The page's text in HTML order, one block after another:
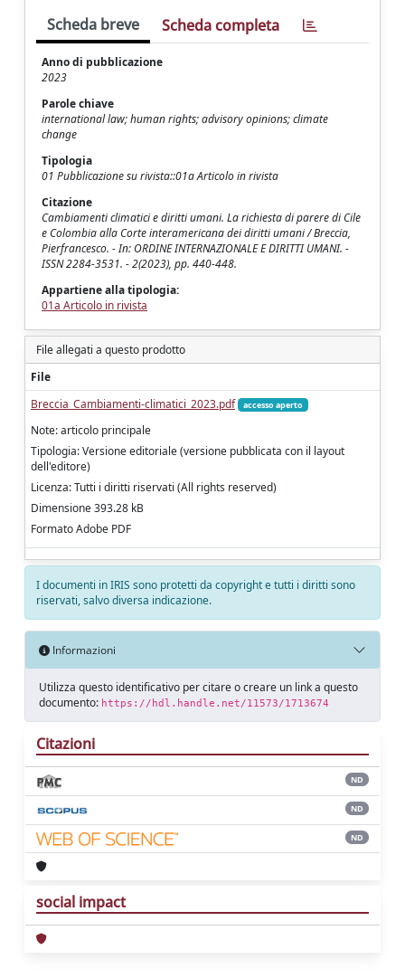
Scheda breve Scheda completa
Anno di pubblicazione
2023
Parole chiave
international law; human rights; advisory opinions; climate
change
Tipologia
01 Pubblicazione su rivista::01a Articolo in rivista
Citazione
Cambiamenti climatici e diritti umani. La richiesta di parere di Cile
e Colombia alla Corte interamericana dei diritti umani / Breccia,
Pierfrancesco. - In: ORDINE INTERNAZIONALE E DIRITTI UMANI. -
ISSN 2284-3531. - 2(2023), pp. 440-448.
Appartiene alla tipologia:
01a Articolo in rivista
File allegati a questo prodotto
File
Breccia_Cambiamenti-climatici_2023.pdf
accesso aperto
Note: articolo principale
Tipologia: Versione editoriale (versione pubblicata con il layout
dell'editore)
Licenza: Tutti i diritti riservati (All rights reserved)
Dimensione 393.28 kB
Formato Adobe PDF
I documenti in IRIS sono protetti da copyright e tutti i diritti sono
riservati, salvo diversa indicazione.
Informazioni
Utilizza questo identificativo per citare o creare un link a questo
documento: https://hdl.handle.net/11573/1713674
Citazioni
ND
ND
ND
social impact